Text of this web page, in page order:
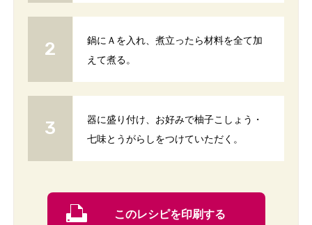
鍋にＡを入れ、煮立ったら材料を全て加
えて煮る。
器に盛り付け、お好みで柚子こしょう・
七味とうがらしをつけていただく。
このレシピを印刷する